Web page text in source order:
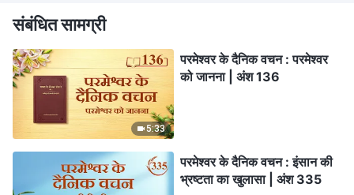
संबंधित सामग्री
5:33
परमेश्वर के दैनिक वचन : परमेश्वर
को जानना | अंश 136
परमेश्वर के दैनिक वचन : इंसान की
भ्रष्टता का खुलासा | अंश 335